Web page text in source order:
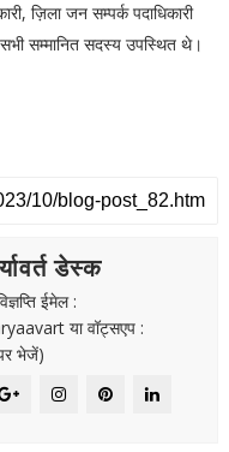
ज़िला जन सम्पर्क पदाधिकारी
सम्मानित सदस्य उपस्थित थे।
डेस्क
ईमेल :
या वॉट्सएप :
भेजें)